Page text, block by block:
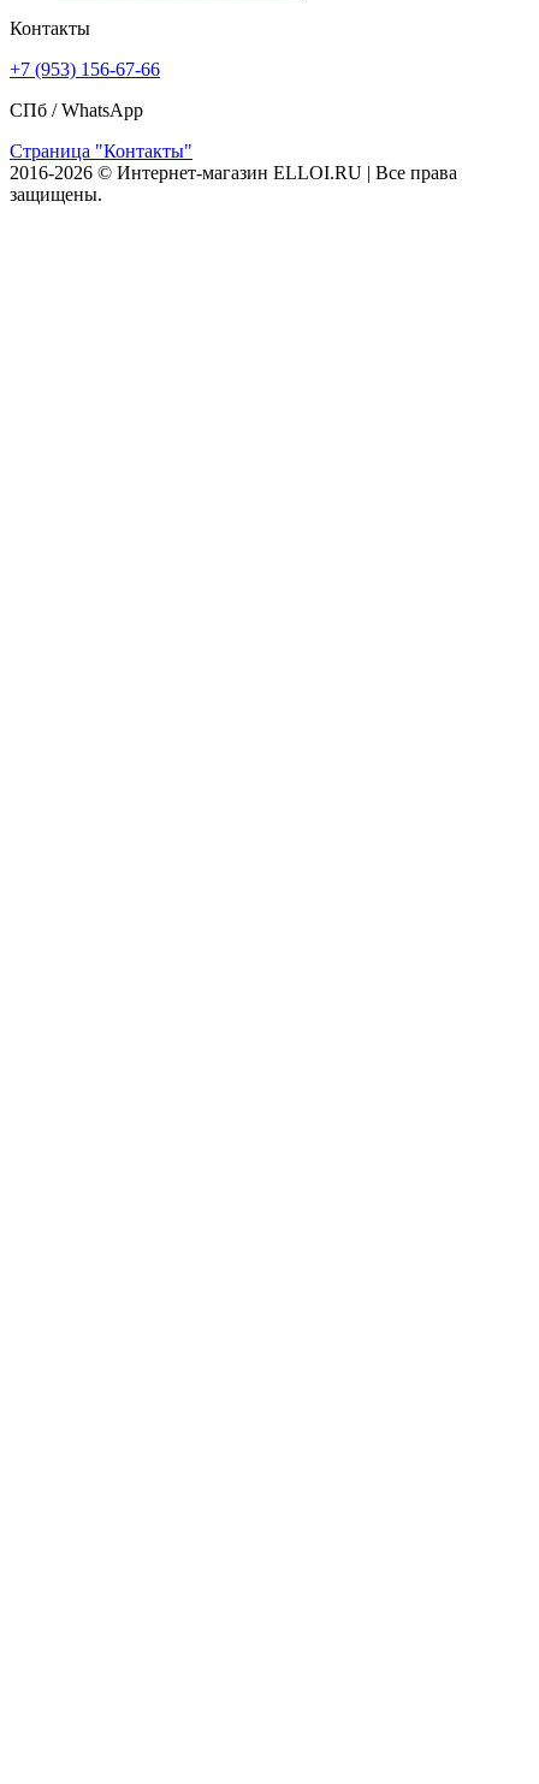
Контакты
+7 (953) 156-67-66
СПб /WhatsApp
Страница "Контакты"
2016-2026 © Интернет-магазин ELLOI.RU | Все права
защищены.